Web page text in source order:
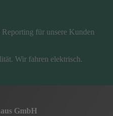
für unsere Kunden
Wir fahren elektrisch.
GmbH